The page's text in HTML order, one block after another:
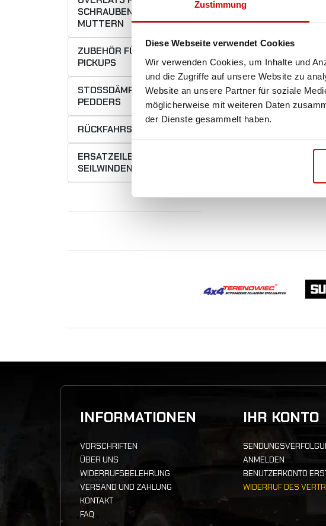
Zustimmung
Diese Webseite verwendet Cookies
Wir verwenden Cookies, um Inhalte und
und die Zugriffe auf unsere Website zu
Website an unsere Partner für soziale
möglicherweise mit weiteren Daten
der Dienste gesammelt haben.
SCHRAUBEN UND
MUTTERN
ZUBEHÖR FÜR
PICKUPS
STOSSDÄMPFER P
EDDERS
RÜCKFAHRSENSOR
ERSATZEILE FÜR
SEILWINDEN
INFORMATIONEN
VORSCHRIFTEN
ÜBER UNS
WIDERRUFSBELEHRUNG
VERSAND UND ZAHLUNG
KONTAKT
FAQ
IHR KONTO
ANMELDEN
BENUTZERKONTO
WIDERRUF DES